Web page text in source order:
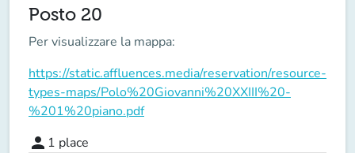
Posto 20
Per visualizzare la mappa:
https://static.affluences.media/reservation/resource-
types-maps/Polo%20Giovanni%20XXIII%20-
%201%20piano.pdf
person 1 place